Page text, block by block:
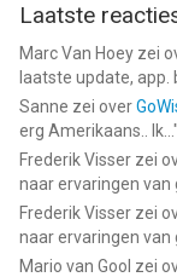
Laatste
Marc Van Hoey zei
laatste update, app.
Sanne zei over
erg Amerikaans.. Ik... "
Frederik Visser zei
naar ervaringen van
Frederik Visser zei
naar ervaringen van
Mario van Gool zei